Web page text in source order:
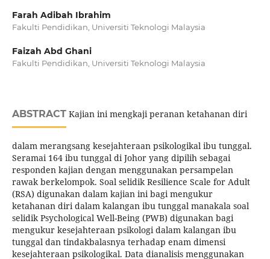
Farah Adibah Ibrahim
Fakulti Pendidikan, Universiti Teknologi Malaysia
Faizah Abd Ghani
Fakulti Pendidikan, Universiti Teknologi Malaysia
ABSTRACTKajian ini mengkaji peranan ketahanan diri
dalam merangsang kesejahteraan psikologikal ibu tunggal.
Seramai 164 ibu tunggal di Johor yang dipilih sebagai
responden kajian dengan menggunakan persampelan
rawak berkelompok. Soal selidik Resilience Scale for Adult
(RSA) digunakan dalam kajian ini bagi mengukur
ketahanan diri dalam kalangan ibu tunggal manakala soal
selidik Psychological Well-Being (PWB) digunakan bagi
mengukur kesejahteraan psikologi dalam kalangan ibu
tunggal dan tindakbalasnya terhadap enam dimensi
kesejahteraan psikologikal. Data dianalisis menggunakan